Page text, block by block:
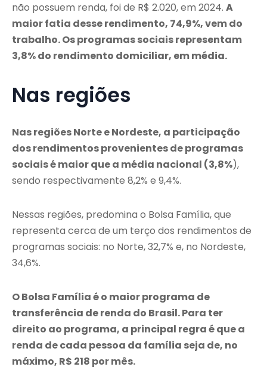
não possuem renda, foi de R$ 2.020, em 2024. A
maior fatia desse rendimento, 74,9%, vem do
trabalho. Os programas sociais representam
3,8% do rendimento domiciliar, em média.
Nas regiões
Nas regiões Norte e Nordeste, a participação
dos rendimentos provenientes de programas
sociais é maior que a média nacional (3,8%),
sendo respectivamente 8,2% e 9,4%.
Nessas regiões, predomina o Bolsa Família, que
representa cerca de um terço dos rendimentos de
programas sociais: no Norte, 32,7% e, no Nordeste,
34,6%.
O Bolsa Família é o maior programa de
transferência de renda do Brasil. Para ter
direito ao programa, a principal regra é que a
renda de cada pessoa da família seja de, no
máximo, R$ 218 por mês.